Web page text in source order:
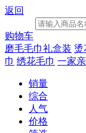
返回
购物车
磨毛毛巾礼盒装 烫
巾 绣花毛巾 一家
销量
综合
人气
价格